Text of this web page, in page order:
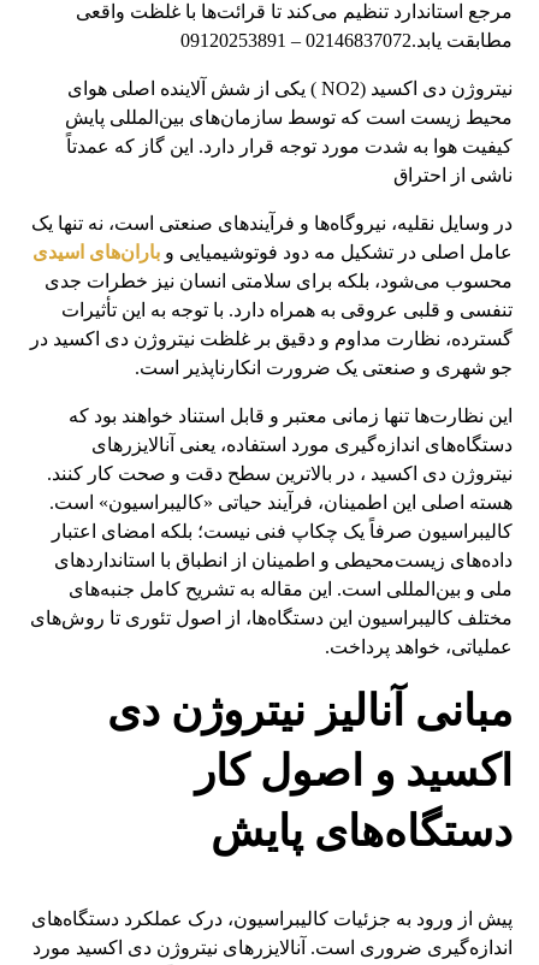
مرجع استاندارد تنظیم می‌کند تا قرائت‌ها با غلظت واقعی
مطابقت یابد.02146837072 – 09120253891
نیتروژن دی اکسید (NO2 ) یکی از شش آلاینده اصلی هوای
محیط زیست است که توسط سازمان‌های بین‌المللی پایش
کیفیت هوا به شدت مورد توجه قرار دارد. این گاز که عمدتاً
ناشی از احتراق
در وسایل نقلیه، نیروگاه‌ها و فرآیندهای صنعتی است، نه تنها یک
عامل اصلی در تشکیل مه دود فوتوشیمیایی و باران‌های اسیدی
محسوب می‌شود، بلکه برای سلامتی انسان نیز خطرات جدی
تنفسی و قلبی عروقی به همراه دارد. با توجه به این تأثیرات
گسترده، نظارت مداوم و دقیق بر غلظت نیتروژن دی اکسید در
جو شهری و صنعتی یک ضرورت انکارناپذیر است.
این نظارت‌ها تنها زمانی معتبر و قابل استناد خواهند بود که
دستگاه‌های اندازه‌گیری مورد استفاده، یعنی آنالایزرهای
نیتروژن دی اکسید ، در بالاترین سطح دقت و صحت کار کنند.
هسته اصلی این اطمینان، فرآیند حیاتی «کالیبراسیون» است.
کالیبراسیون صرفاً یک چکاپ فنی نیست؛ بلکه امضای اعتبار
داده‌های زیست‌محیطی و اطمینان از انطباق با استانداردهای
ملی و بین‌المللی است. این مقاله به تشریح کامل جنبه‌های
مختلف کالیبراسیون این دستگاه‌ها، از اصول تئوری تا روش‌های
عملیاتی، خواهد پرداخت.
مبانی آنالیز نیتروژن دی
اکسید و اصول کار
دستگاه‌های پایش
پیش از ورود به جزئیات کالیبراسیون، درک عملکرد دستگاه‌های
اندازه‌گیری ضروری است. آنالایزرهای نیتروژن دی اکسید مورد